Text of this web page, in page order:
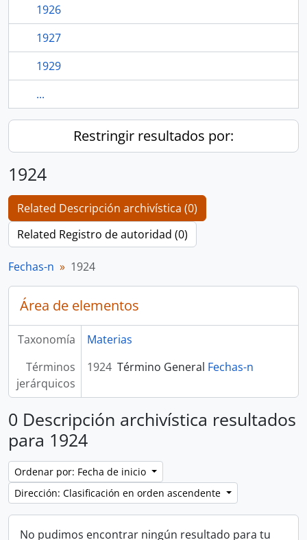
1926
1927
1929
...
Restringir resultados por:
1924
Related Descripción archivística (0)
Related Registro de autoridad (0)
Fechas-n 1924
Área de elementos
Taxonomía
Materias
Términos
jerárquicos
1924 Término General Fechas-n
0 Descripción archivística resultados
para 1924
Ordenar por: Fecha de inicio
Dirección: Clasificación en orden ascendente
No pudimos encontrar ningún resultado para tu